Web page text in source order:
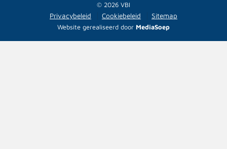
© 2026 VBI
Privacybeleid Cookiebeleid Sitemap
Website gerealiseerd door MediaSoep